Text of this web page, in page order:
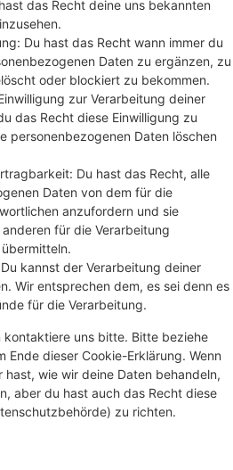
das Recht deine uns bekannten
Du hast das Recht wann immer du
Daten zu ergänzen, zu
oder blockiert zu bekommen.
zur Verarbeitung deiner
das Recht diese Einwilligung zu
personenbezogenen Daten löschen
Du hast das Recht, alle
Daten von dem für die
anzufordern und sie
für die Verarbeitung
kannst der Verarbeitung deiner
Wir entsprechen dem, es sei denn es
für die Verarbeitung.
kontaktiere uns bitte. Bitte beziehe
dieser Cookie-Erklärung. Wenn
wie wir deine Daten behandeln,
aber du hast auch das Recht diese
zu richten.